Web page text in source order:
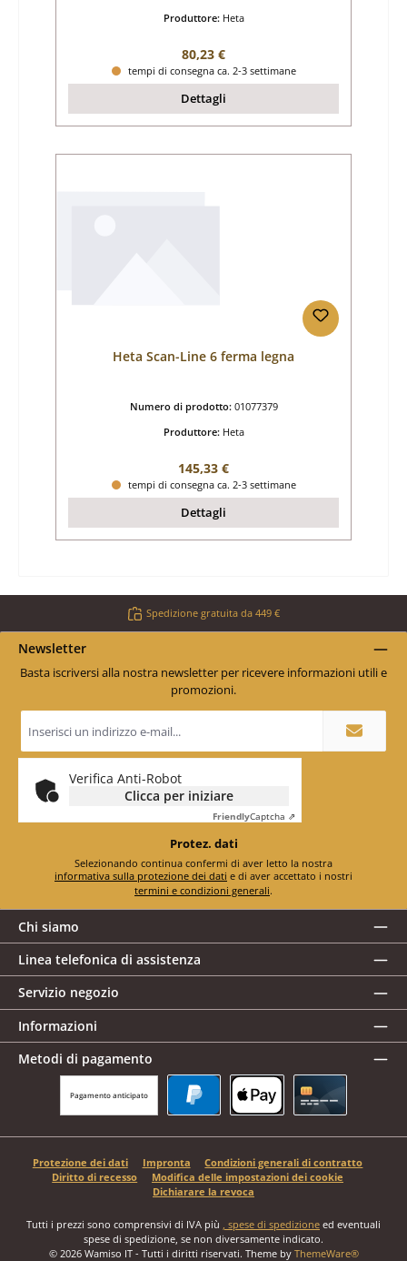
Produttore: Heta
Prezzo normale:
80,23 €
tempi di consegna ca. 2-3 settimane
Dettagli
Heta Scan-Line 6 ferma legna
Numero di prodotto: 01077379
Produttore: Heta
Prezzo normale:
145,33 €
tempi di consegna ca. 2-3 settimane
Dettagli
Spedizione gratuita da 449 €
Newsletter
Basta iscriversi alla nostra newsletter per ricevere informazioni utili e
promozioni.
e-
mail
*
Verifica Anti-Robot
Clicca per iniziare
FriendlyCaptcha ⇗
Protez. dati
informativa sulla protezione dei dati
termini e condizioni generali.
Chi siamo
Linea telefonica di assistenza
Servizio negozio
Informazioni
Metodi di pagamento
Pagamento anticipato
Protezione dei dati Impronta
Condizioni generali di contratto
Diritto di recesso
Modifica delle impostazioni dei cookie
Dichiarare la revoca
Tutti i prezzi sono comprensivi di IVA più , spese di spedizione ed eventuali
spese di spedizione, se non diversamente indicato.
© 2026 Wamiso IT - Tutti i diritti riservati. Theme by ThemeWare®